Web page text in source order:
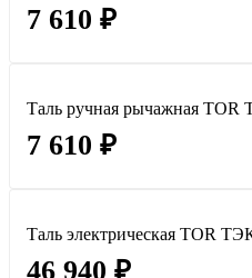
7 610 ₽
Таль ручная рычажная
7 610 ₽
Таль электрическая TOR
46 940 ₽